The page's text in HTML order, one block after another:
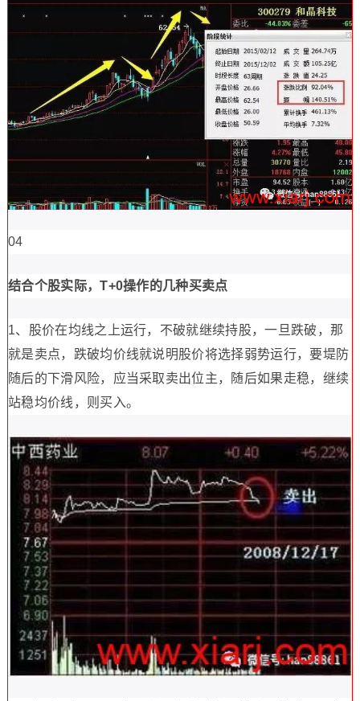
04
结合个股实际，T+0操作的几种买卖点
1、股价在均线之上运行，不破就继续持股，一旦跌破，那
就是卖点，跌破均价线就说明股价将选择弱势运行，要堤防
随后的下滑风险，应当采取卖出位主，随后如果走稳，继续
站稳均价线，则买入。